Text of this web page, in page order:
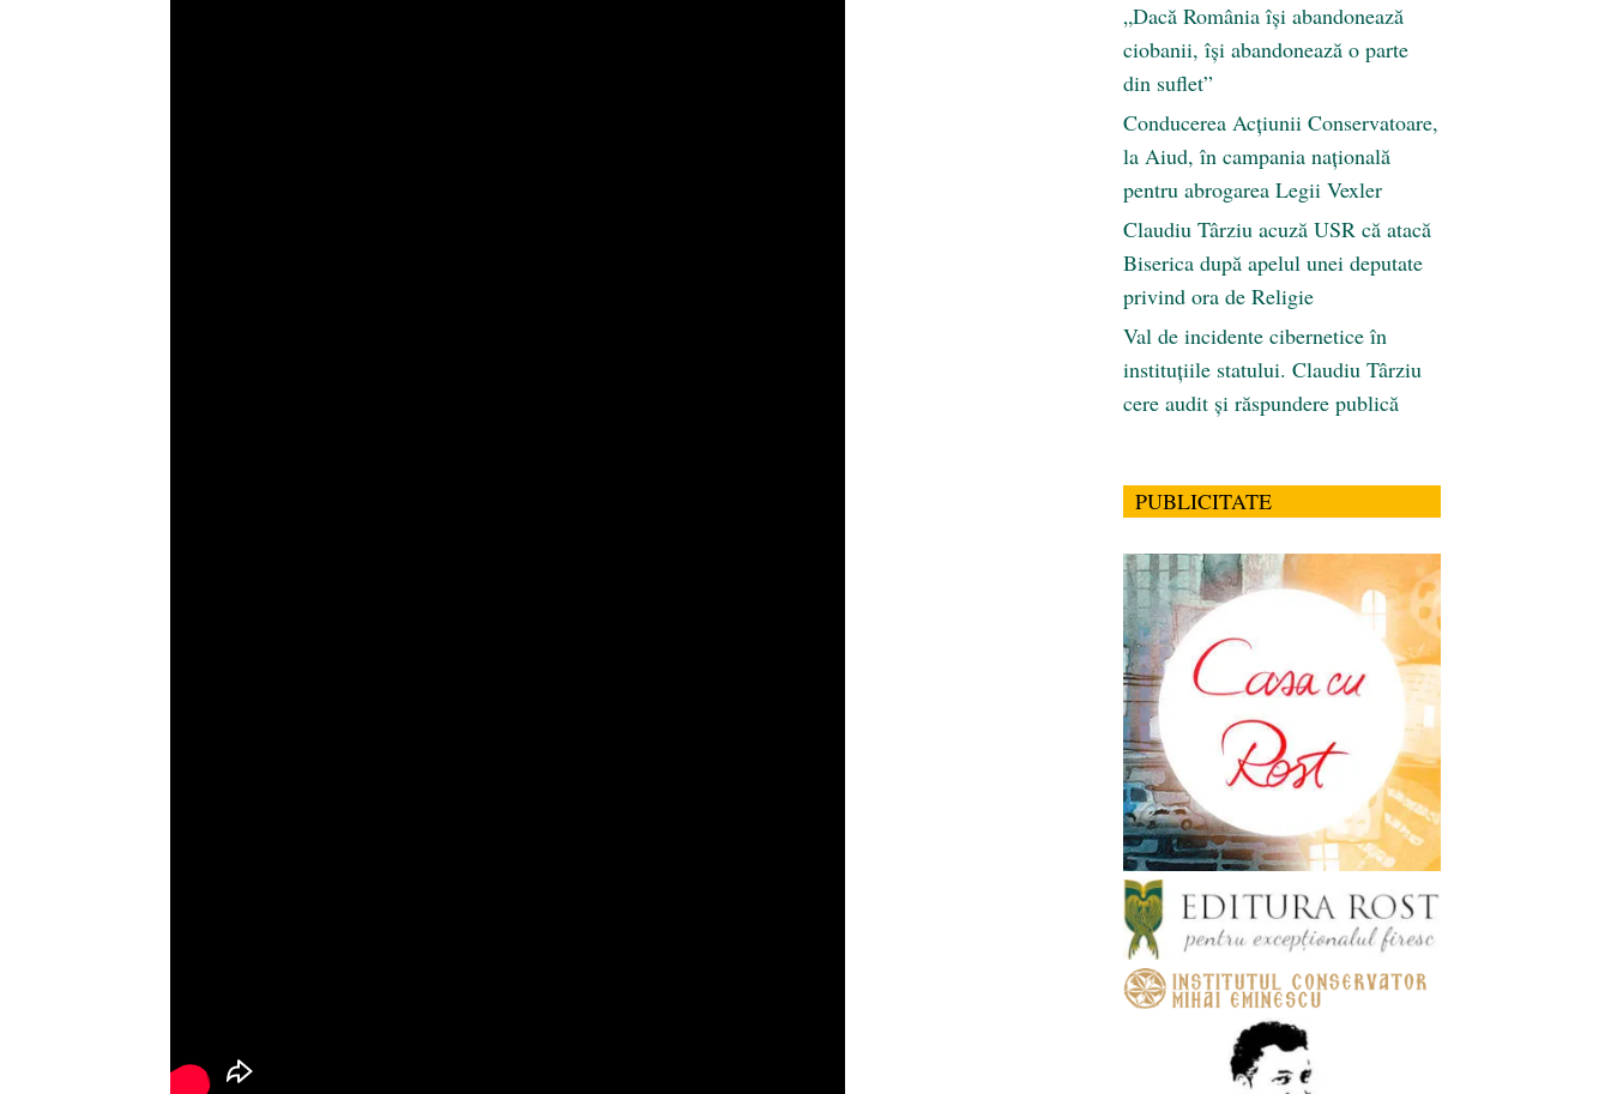
„Dacă România își abandonează
ciobanii, își abandonează o parte
din suflet”
Conducerea Acțiunii Conservatoare,
la Aiud, în campania națională
pentru abrogarea Legii Vexler
Claudiu Târziu acuză USR că atacă
Biserica după apelul unei deputate
privind ora de Religie
Val de incidente cibernetice în
instituțiile statului. Claudiu Târziu
cere audit și răspundere publică
PUBLICITATE